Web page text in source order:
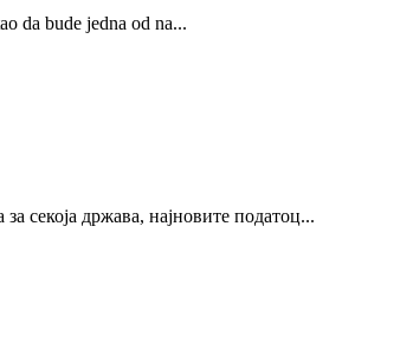
da bude jedna od na...
секоја држава, најновите податоц...